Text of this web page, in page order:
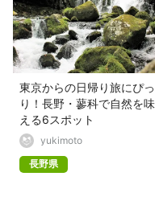
東京からの日帰り旅にぴ
り！長野・蓼科で自然を
える6スポット
yukimoto
長野県